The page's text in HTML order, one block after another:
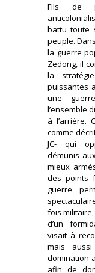
Fils de
battu toute
peuple.
la guerre
Zedong, il
la
puissantes
une
l’ensemble
à l’arrière.
comme
JC- qui
démunis
mieux
des points
guerre
fois
d’un
visait à
mais
domination
afin de